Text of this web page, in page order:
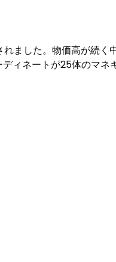
ました。物価高が続く
ィネートが25体のマ